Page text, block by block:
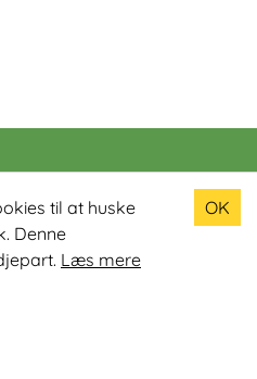
til at huske
Denne
Læs mere
OK